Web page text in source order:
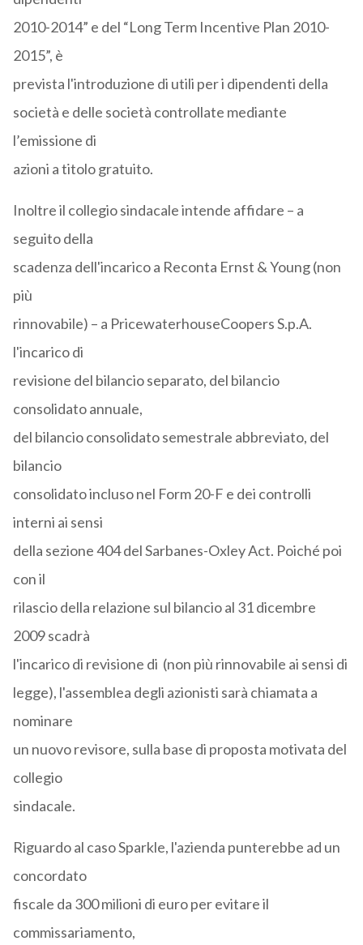
2010-2014” e del “Long Term Incentive Plan 2010-
2015”, è
prevista l'introduzione di utili per i dipendenti della
società e delle società controllate mediante
l’emissione di
azioni a titolo gratuito.
Inoltre il collegio sindacale intende affidare – a
seguito della
scadenza dell'incarico a Reconta Ernst & Young (non
più
rinnovabile) – a PricewaterhouseCoopers S.p.A.
l'incarico di
revisione del bilancio separato, del bilancio
consolidato annuale,
del bilancio consolidato semestrale abbreviato, del
bilancio
consolidato incluso nel Form 20-F e dei controlli
interni ai sensi
della sezione 404 del Sarbanes-Oxley Act. Poiché poi
con il
rilascio della relazione sul bilancio al 31 dicembre
2009 scadrà
l'incarico di revisione di (non più rinnovabile ai sensi di
legge), l'assemblea degli azionisti sarà chiamata a
nominare
un nuovo revisore, sulla base di proposta motivata del
collegio
sindacale.
Riguardo al caso Sparkle, l'azienda punterebbe ad un
concordato
fiscale da 300 milioni di euro per evitare il
commissariamento,